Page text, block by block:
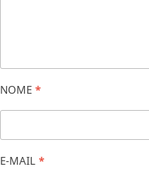
NOME *
E-MAIL *